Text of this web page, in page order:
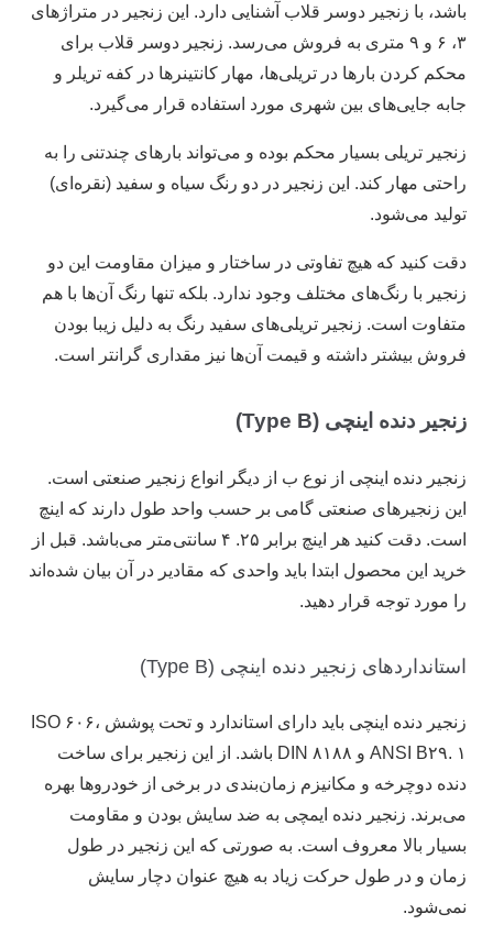
باشد، با زنجیر دوسر قلاب آشنایی دارد. این زنجیر در متراژ‌های
۳، ۶ و ۹ متری به فروش می‌رسد. زنجیر دوسر قلاب برای
محکم کردن بار‌ها در تریلی‌ها، مهار کانتینر‌ها در کفه تریلر و
جابه جایی‌های بین شهری مورد استفاده قرار می‌گیرد.
زنجیر تریلی بسیار محکم بوده و می‌تواند بار‌های چندتنی را به
راحتی مهار کند. این زنجیر در دو رنگ سیاه و سفید (نقره‌ای)
تولید می‌شود.
دقت کنید که هیچ تفاوتی در ساختار و میزان مقاومت این دو
زنجیر با رنگ‌های مختلف وجود ندارد. بلکه تنها رنگ آن‌ها با هم
متفاوت است. زنجیر تریلی‌های سفید رنگ به دلیل زیبا بودن
فروش بیشتر داشته و قیمت آن‌ها نیز مقداری گرانتر است.
زنجیر دنده اینچی (Type B)
زنجیر دنده اینچی از نوع ب از دیگر انواع زنجیر صنعتی است.
این زنجیر‌های صنعتی گامی بر حسب واحد طول دارند که اینچ
است. دقت کنید هر اینچ برابر ۲۵. ۴ سانتی‌متر می‌باشد. قبل از
خرید این محصول ابتدا باید واحدی که مقادیر در آن بیان شده‌اند
را مورد توجه قرار دهید.
استانداردهای زنجیر دنده اینچی (Type B)
زنجیر دنده اینچی باید دارای استاندارد و تحت پوشش ISO ۶۰۶،
ANSI B۲۹. ۱ و DIN ۸۱۸۸ باشد. از این زنجیر برای ساخت
دنده دوچرخه و مکانیزم زمان‌بندی در برخی از خودرو‌ها بهره
می‌برند. زنجیر دنده ایمچی به ضد سایش بودن و مقاومت
بسیار بالا معروف است. به صورتی که این زنجیر در طول
زمان و در طول حرکت زیاد به هیچ عنوان دچار سایش
نمی‌شود.